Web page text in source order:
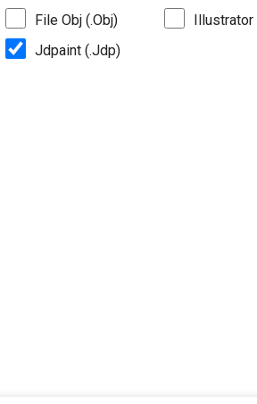
File Obj (.Obj)
Illustrator
Jdpaint (.Jdp)